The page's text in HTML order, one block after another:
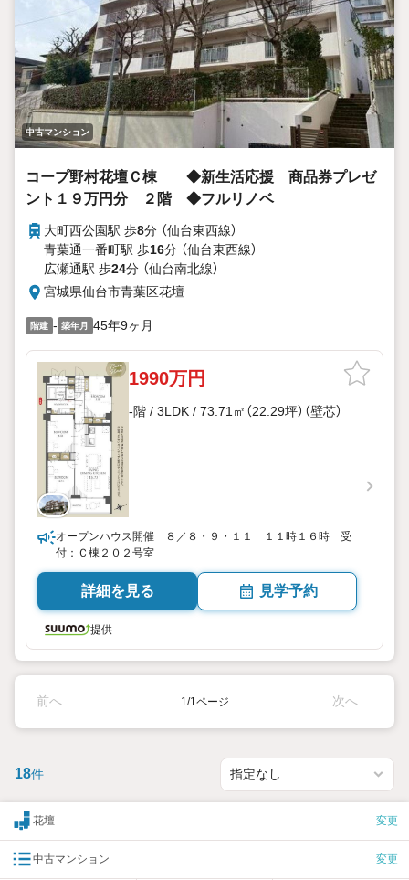
中古マンション
コープ野村花壇Ｃ棟 ◆新生活応援 商品券プレゼ
ント１９万円分 ２階 ◆フルリノベ
大町西公園駅 歩8分 （仙台東西線）
青葉通一番町駅 歩16分 （仙台東西線）
広瀬通駅 歩24分 （仙台南北線）
宮城県仙台市青葉区花壇
階建 - 築年月 45年9ヶ月
1990万円
-階 / 3LDK / 73.71㎡（22.29坪）（壁芯）
オープンハウス開催 ８／８・９・１１ １１時１６時 受
付：Ｃ棟２０２号室
詳細を見る 見学予約
提供
前へ 1/1ページ 次へ
18件
花壇 変更
中古マンション 変更